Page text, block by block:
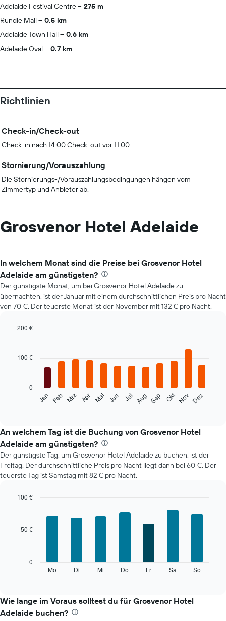
Adelaide Festival Centre
275 m
Rundle Mall
0.5 km
Adelaide Town Hall
0.6 km
Adelaide Oval
0.7 km
Richtlinien
Check-in/Check-out
Check-in nach 14:00 Check-out vor 11:00.
Stornierung/Vorauszahlung
Die Stornierungs-/Vorauszahlungsbedingungen hängen vom
Zimmertyp und Anbieter ab.
Grosvenor Hotel Adelaide
In welchem Monat sind die Preise bei Grosvenor Hotel
Adelaide am günstigsten?
Der günstigste Monat, um bei Grosvenor Hotel Adelaide zu
übernachten, ist der Januar mit einem durchschnittlichen Preis pro Nacht
von 70 €. Der teuerste Monat ist der November mit 132 € pro Nacht.
with
folgende
den
durchschnittlichen
Zimmerpreis
im
jeweiligen
Monat
Das
Diagramm
hat
Jan Feb Mrz Apr Mai Jun Jul Aug Sep Okt Nov Dez
0
100 €
200 €
An welchem Tag ist die Buchung von Grosvenor Hotel
Adelaide am günstigsten?
Der günstigste Tag, um Grosvenor Hotel Adelaide zu buchen, ist der
Freitag. Der durchschnittliche Preis pro Nacht liegt dann bei 60 €. Der
teuerste Tag ist Samstag mit 82 € pro Nacht.
den
durchschnittlichen
Preis
Mo Di Mi Do Fr Sa So
0
50 €
100 €
Wie lange im Voraus solltest du für Grosvenor Hotel
Adelaide buchen?